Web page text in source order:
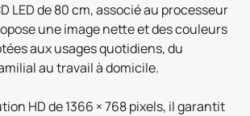
LED de 80 cm, associé au processeur
une image nette et des couleurs
aux usages quotidiens, du
au travail à domicile.
HD de 1366 × 768 pixels, il garantit